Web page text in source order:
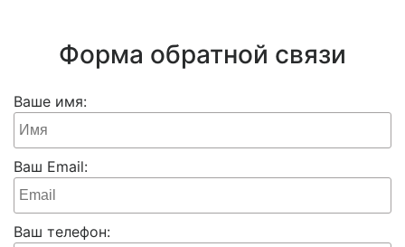
Форма обратной связи
Ваше имя:
Ваш Email:
Ваш телефон: